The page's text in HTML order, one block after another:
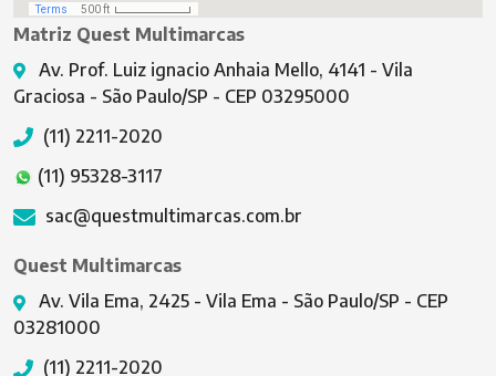
Matriz Quest Multimarcas
Av. Prof. Luiz ignacio Anhaia Mello, 4141 - Vila
Graciosa - São Paulo/SP - CEP 03295000
(11) 2211-2020
(11) 95328-3117
sac@questmultimarcas.com.br
Quest Multimarcas
Av. Vila Ema, 2425 - Vila Ema - São Paulo/SP - CEP
03281000
(11) 2211-2020